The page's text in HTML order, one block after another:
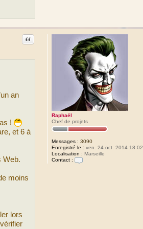
Raphaël
Chef de projets
Messages : 3090
Enregistré le : ven. 24 oct. 2014 18:02
Localisation : Marseille
Contact :
Citation
an
!
et 6 à
Web.
moins
lors